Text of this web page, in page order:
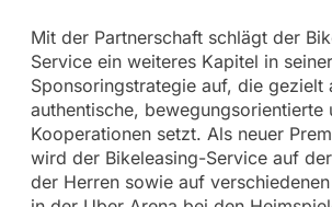
Mit der Partnerschaft schlägt der
Service ein weiteres Kapitel in seiner
Sponsoringstrategie auf, die gezielt
authentische, bewegungsorientierte
Kooperationen setzt. Als neuer
wird der Bikeleasing-Service auf
der Herren sowie auf